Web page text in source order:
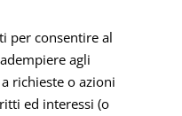
per consentire al
agli
richieste o azioni
ed interessi (o